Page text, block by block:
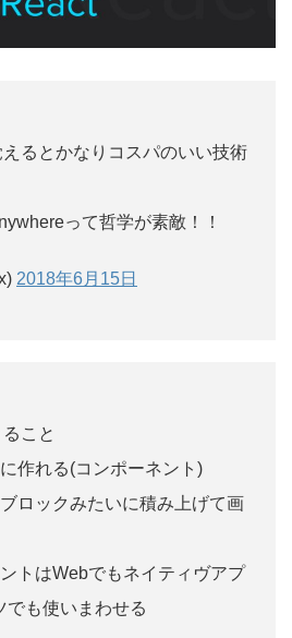
るとかなりコスパのいい技術
って哲学が素敵！！
2018年6月15日
こと
作れる(コンポーネント)
ロックみたいに積み上げて画
トはWebでもネイティヴアプ
でも使いまわせる